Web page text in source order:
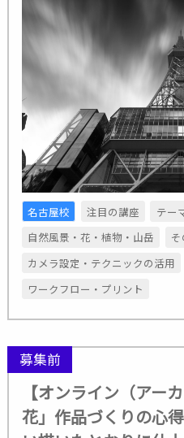
名古屋校 注目の講座
テー
自然風景・花・植物・山岳
カメラ設定・テクニックの活用
ワークフロー・プリント
募集前
【オンライン（アー
花」作品づくりの心